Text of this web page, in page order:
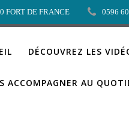
FORT DE FRANCE 0596
DÉCOUVREZ LES
ACCOMPAGNER AU